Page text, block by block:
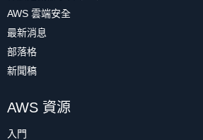
AWS 雲端安全
最新消息
部落格
新聞稿
AWS 資源
入門